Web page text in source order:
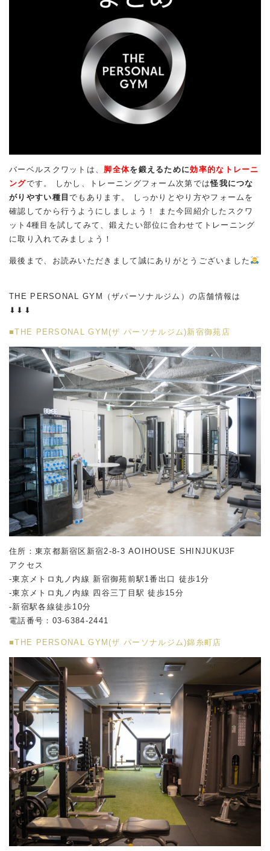
バーベルスクワットは、脚全体を鍛えるために効率的なトレーニ
ングです。 しかし、トレーニングフォーム次第では怪我につな
がりやすい種目でもあります。 しっかりとやり方やフォームを
確認してから行うようにしましょう！ また今回紹介したスクワ
ット4種目を試してみて、鍛えたい部位に合わせてトレーニング
に取り入れてみましょう！
最後まで、お読みいただきまして誠にありがとうございました
THE PERSONAL GYM（ザパーソナルジム）の店舗情報は
⬇︎⬇︎⬇︎
■THE PERSONAL GYM(ザ パーソナルジム)新宿御苑店
住所：東京都新宿区新宿2-8-3 AOIHOUSE SHINJUKU3F
アクセス
-東京メトロ丸ノ内線 新宿御苑前駅1番出口 徒歩1分
-東京メトロ丸ノ内線 四谷三丁目駅 徒歩15分
-新宿駅各線徒歩10分
電話番号：03-6384-2441
■THE PERSONAL GYM(ザ パーソナルジム)錦糸町店